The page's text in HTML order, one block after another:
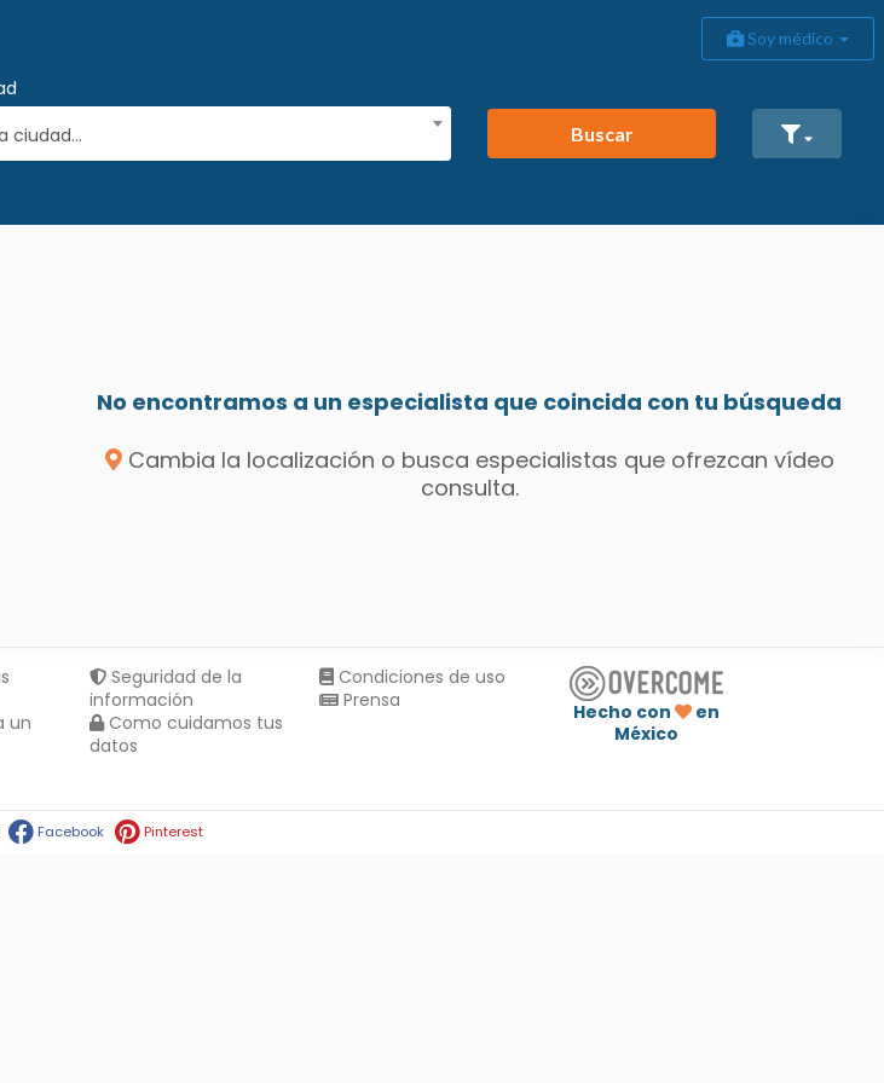
Soy médico
ciudad...
Buscar
No encontramos a un especialista que coincida con tu búsqueda
Cambia la localización o busca especialistas que ofrezcan vídeo
consulta.
un
Seguridad de la
información
Como cuidamos tus
datos
Condiciones de uso
Prensa
Hecho con
en
México
Facebook Pinterest